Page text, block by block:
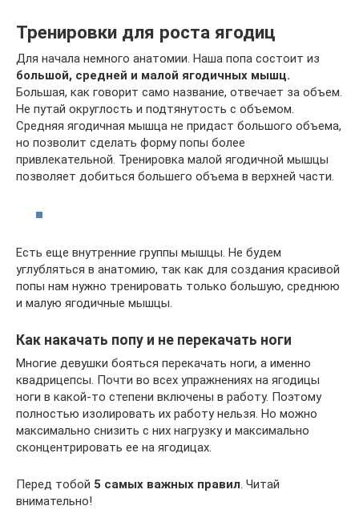
Тренировки для роста ягодиц
Для начала немного анатомии. Наша попа состоит из
большой, средней и малой ягодичных мышц.
Большая, как говорит само название, отвечает за объем.
Не путай округлость и подтянутость с объемом.
Средняя ягодичная мышца не придаст большого объема,
но позволит сделать форму попы более
привлекательной. Тренировка малой ягодичной мышцы
позволяет добиться большего объема в верхней части.
Есть еще внутренние группы мышцы. Не будем
углубляться в анатомию, так как для создания красивой
попы нам нужно тренировать только большую, среднюю
и малую ягодичные мышцы.
Как накачать попу и не перекачать ноги
Многие девушки бояться перекачать ноги, а именно
квадрицепсы. Почти во всех упражнениях на ягодицы
ноги в какой-то степени включены в работу. Поэтому
полностью изолировать их работу нельзя. Но можно
максимально снизить с них нагрузку и максимально
сконцентрировать ее на ягодицах.
Перед тобой 5 самых важных правил. Читай
внимательно!